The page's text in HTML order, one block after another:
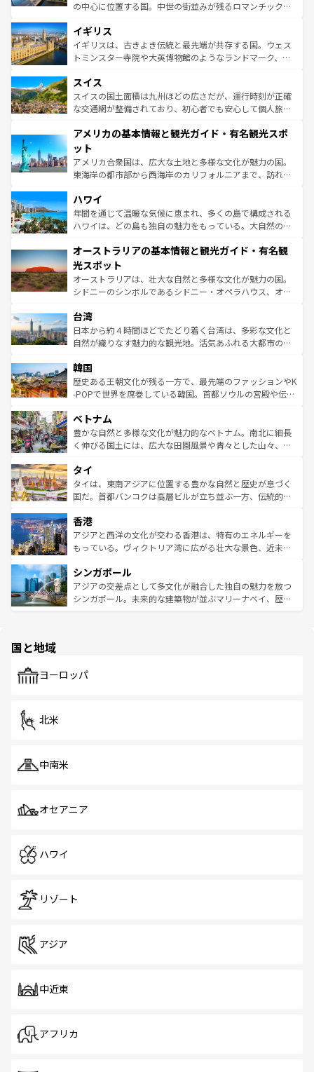
れ、フランス料理はユネスコ無形文化遺産にも登録されて
香り高いラベンダー畑など、多彩な楽しみ方が可能だ。さ
らに、パリ以外の地域にも魅力が溢れており、どの街角に
も豊かな歴史と文化が息づいている。パリ以外の個性あふ
を参照してほしい。
の中心に位置する国。中世の街並みが残るロマンチック街
顔を持つこの国は、どこを歩いても飽きることがない。ベ
ルリンの文化的活気、バイエルン州のアルプスの絶景、そ
してライン川沿いのワイン畑といった風景は必見。ビール
は、お酒好きな人にはぜひ体験してほしい。 なお、新着の
ドイツ情報はコンテンツ一覧を参照してほしい。
イギリス
イギリスは、古きよき伝統と最先端が共存する国。ウェス
トミンスター寺院や大英博物館のようなランドマーク、歴
リアごとに異なる魅力がある。また、優雅なアフタヌーン
ティー、ビール好きにはたまらない英国パブ、サッカー観
戦など、本場だからこそできる体験も豊富。イギリスを旅
ンツ一覧を参照してほしい。
スイス
スイスの国土面積は九州ほどの広さだが、運行時刻が正確
な交通網が整備されており、初心者でも安心して個人旅行
の建物がそのまま残る町や、スイスならではのユニークな
博物館もあり、アルプス観光だけでなく町歩きも満喫する
ことができる。国民の所得が高いため物価も高いが、旅行
者向けの交通パス提供のサービスもあり、うまく活用すれ
着のスイス情報は
アメリカの基本情報と観光ガイド・有名観光スポ
ット
アメリカ合衆国は、広大な土地と多様な文化が魅力の国。
東海岸の都市部から西海岸のカリフォルニアまで、訪れる
のような巨大都市は、観光、ショッピング、エンターテイ
ンメントが詰まった刺激的なスポットだ。一方、アメリカ
西部には大自然が広がり、グランドキャニオンやイエロー
部のニューオーリンズでは、音楽と美食が融合した独特の
文化が魅力。旅行者はアメリカの各地域で異なる魅力を楽
しみながら、その多様性と豊かな歴史を感じることができ
るだろう。車でのロードトリップや列車の旅も、アメリカ
情報は
ハワイ
年間を通じて温暖な気候に恵まれ、多くの島で構成される
ハワイは、どの島も独自の魅力をもっている。大自然の神
ワイ島は見逃せない。また、定番の観光地といえばオアフ
島だが、静かな自然を求めるならマウイ島やカウアイ島が
おすすめ。エメラルドグリーンに輝く海をはじめ、豊かな
文化や歴史が息づいている。「アロハスピリット」と呼ば
人々、おいしいローカルフードやハワイアンミュージッ
ク、伝統的なフラダンスなど、すべてがハワイの魅力を彩
っている。訪れるたびに新しい発見と感動が待っているハ
はコンテンツ一覧
オーストラリアの基本情報と観光ガイド・有名観
光スポット
オーストラリアは、壮大な自然と多様な文化が魅力の国。
シドニーのシンボルであるシドニー・オペラハウス、オー
リアリーフや大陸中央部にそびえるウルル（エアーズロッ
ク）、タスマニアの美しい原生林やケアンズの熱帯雨林な
ど、見どころがたくさん。また、カフェやワイン、オージ
いる。アクティビティも充実しており、サーフィンやダイ
ビング、ハイキングなど、アウトドア好きにはたまらな
い。オーストラリアの多彩な魅力を存分に味わいつくそ
参照してほしい。
台湾
日本から約４時間ほどでたどり着く台湾は、多彩な文化と
自然が織りなす魅力的な観光地。活気あふれる大都市の台
ン）、静ひつな山岳地帯である台湾東部など、都市の喧騒
と山間の静けさが共存しており、訪れる人に新しい発見と
驚きをもたらしてくれる。また、奥深い台湾の食文化も魅
容にもいいと評判のスイーツなど、バラエティ豊かな料理
が味わえる。 なお、新着の台湾情報は コンテンツ一覧を参
照してほしい。
韓国
歴史ある王朝文化が残る一方で、最先端のファッションやK
-POPで世界を席巻している韓国。首都ソウルの宮殿や伝統
き、地方に足を延ばせば四季折々の自然美を楽しむことが
できる。そして、キムチや焼肉、絶品のストリートフード
まで、さまざまな韓国料理が待っている。夜には、韓国な
リティに包まれながら、韓国の多彩な魅力を心ゆくまで味
わってみてほしい。 なお、新着の韓国情報はコンテンツ一
覧を参照してほしい。
ベトナム
豊かな自然と多様な文化が魅力的なベトナム。南北に細長
く伸びる国土には、広大な田園風景や青々とした山々、世
急速な発展と共に伝統が息づく。ハノイの古い町並みやホ
ーチミン市のフランス統治時代の建物も、独特の雰囲気を
醸し出している。また、バラエティの豊かさとおいしさで
とつ。フォーやバインミー、ベトナムコーヒーなどは、ぜ
ひ現地で味わいたい。どの地域を訪れてもあたたかい人々
が旅行者を迎えてくれるので、きっと忘れられない旅にな
参照してほしい。
タイ
タイは、東南アジアに位置する豊かな自然と歴史が息づく
国だ。首都バンコクは高層ビルが立ち並ぶ一方、伝統的な
の活気が交差している。北部ではチェンマイなどの山岳地
帯で自然と触れ合い、南部ではプーケットやクラビの美し
いビーチでリゾート気分を楽しむことができる。タイ料理
激する。気候は一年中温暖で、どの季節にも異なる楽しみ
が待っている。親しみやすいタイの人々、仏教を中心とし
た文化、そして多様な観光資源が、訪れる旅人を魅了し続
香港
アジアと西洋の文化が交わる香港は、特有のエネルギーを
もっている。ヴィクトリア湾に広がる壮大な景色、近未来
み、どこを訪れても感動するはず。観光スポットが密集し
ており、効率よく見どころを回れるのも魅力。息をのむよ
うな絶景から文化的な体験まで、香港を存分に楽しみ尽く
シンガポール
アジアの交差点として多文化が融合した独自の魅力を放つ
シンガポール。未来的な建築物が並ぶマリーナベイ、歴史
で、ホーカーズは地元の風情を楽しめる外せないスポット
国と地域
ヨーロッパ
北米
中南米
オセアニア
ハワイ
リゾート
アジア
中近東
アフリカ